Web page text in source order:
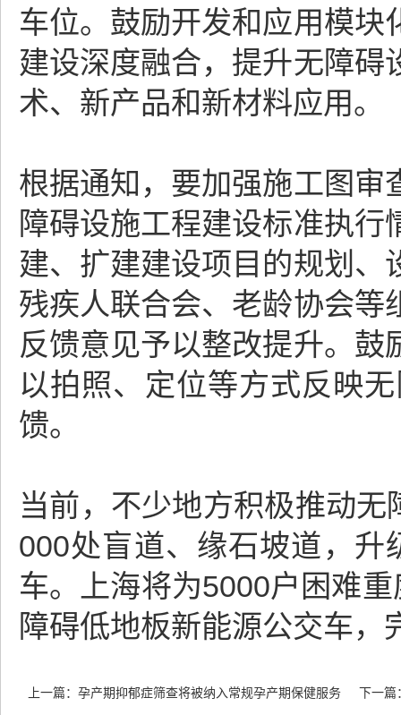
车位。鼓励开发和应用模块
建设深度融合，提升无障碍
术、新产品和新材料应用。
根据通知，要加强施工图审
障碍设施工程建设标准执
建、扩建建设项目的规划、
残疾人联合会、老龄协会等
反馈意见予以整改提升。
以拍照、定位等方式反映
馈。
当前，不少地方积极推动
000处盲道、缘石坡道，升
车。上海将为5000户困难
障碍低地板新能源公交车
上一篇： 孕产期抑郁症筛查将被纳入常规孕产期保健服务 下一篇